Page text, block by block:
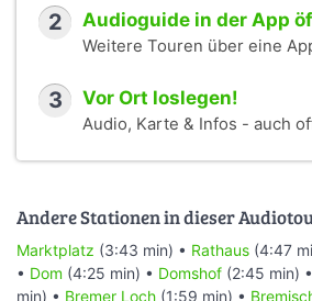
2 Audioguide in der App
Weitere Touren über eine
3 Vor Ort loslegen!
Audio, Karte & Infos - auch
Andere Stationen in dieser
Marktplatz (3:43 min) • Rathaus (4:47
• Dom (4:25 min) • Domshof (2:45 min) •
min) • Bremer Loch (1:59 min) •